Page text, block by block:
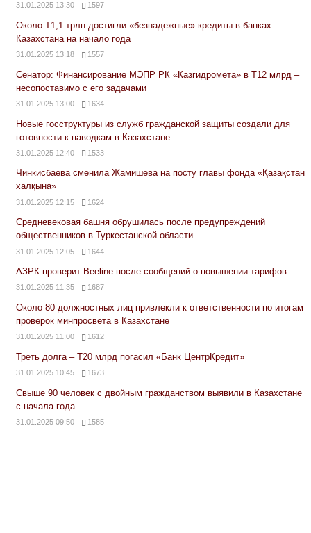
31.01.2025 13:30 1597
Около Т1,1 трлн достигли «безнадежные» кредиты в банках
Казахстана на начало года
31.01.2025 13:18 1557
Сенатор: Финансирование МЭПР РК «Казгидромета» в Т12 млрд –
несопоставимо с его задачами
31.01.2025 13:00 1634
Новые госструктуры из служб гражданской защиты создали для
готовности к паводкам в Казахстане
31.01.2025 12:40 1533
Чинкисбаева сменила Жамишева на посту главы фонда «Қазақстан
халқына»
31.01.2025 12:15 1624
Средневековая башня обрушилась после предупреждений
общественников в Туркестанской области
31.01.2025 12:05 1644
АЗРК проверит Beeline после сообщений о повышении тарифов
31.01.2025 11:35 1687
Около 80 должностных лиц привлекли к ответственности по итогам
проверок минпросвета в Казахстане
31.01.2025 11:00 1612
Треть долга – Т20 млрд погасил «Банк ЦентрКредит»
31.01.2025 10:45 1673
Свыше 90 человек с двойным гражданством выявили в Казахстане
с начала года
31.01.2025 09:50 1585